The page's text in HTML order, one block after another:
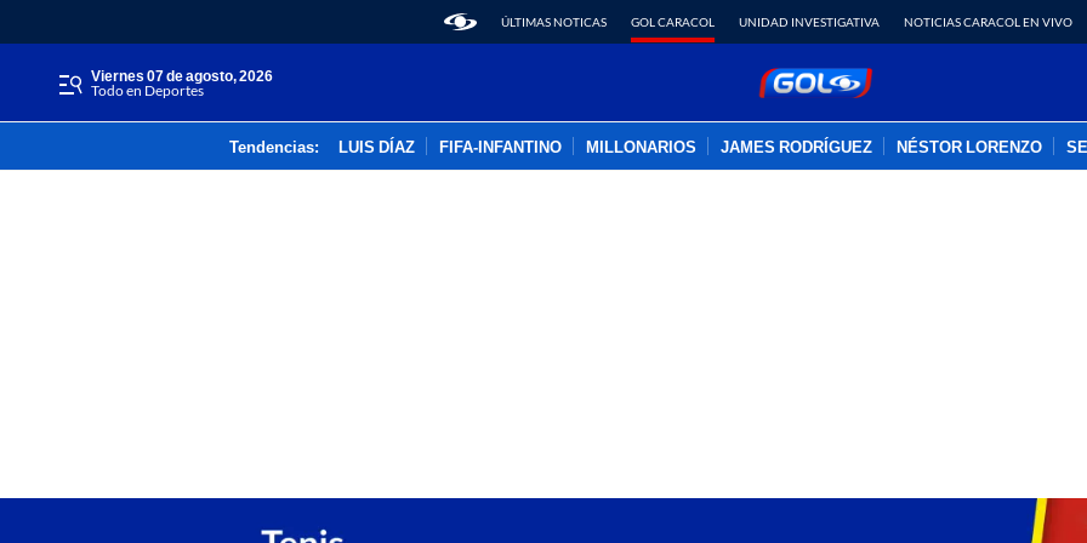
ÚLTIMAS NOTICAS GOL CARACOL UNIDAD INVESTIGATIVA NOTICIAS CARACOL EN VIVO
viernes 07 de agosto, 2026
Todo en Deportes
Tendencias: LUIS DÍAZ FIFA-INFANTINO MILLONARIOS JAMES RODRÍGUEZ NÉSTOR LORENZO